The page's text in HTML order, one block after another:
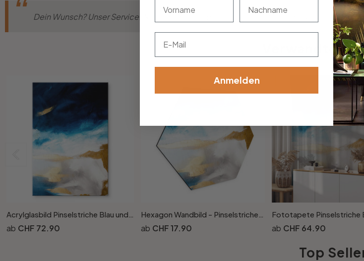
Dein Wunsch? Unser Service! Nicht die passende Grösse, Schriftart oder Verzierung
Verwandte
Acrylglasbild Pinselstriche Blau und Gold - Haniff
CHF 72.90
Hexagon Wandbild - Pinselstriche Blau und Gold - Alu-Dibond - Haniff
CHF 17.90 CHF 64.90
Top
Anmelden